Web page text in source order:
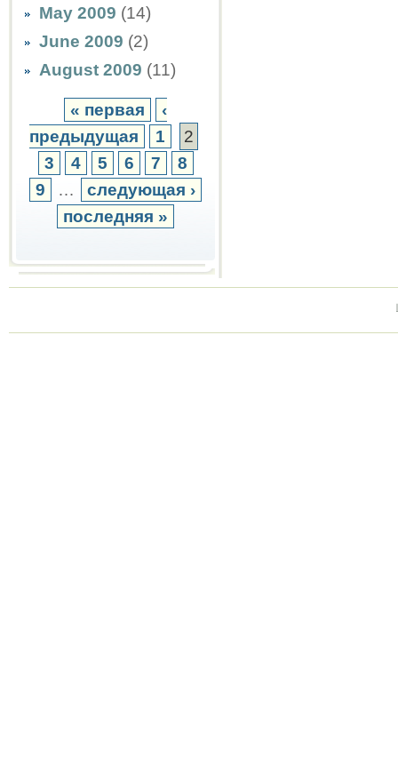
May 2009 (14)
June 2009 (2)
August 2009 (11)
« первая
‹
предыдущая
1
2
3
4 5 6 7
8
9
…
следующая ›
последняя »